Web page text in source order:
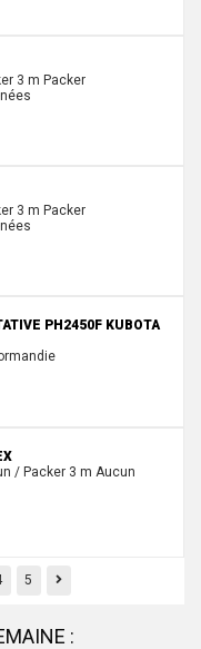
3 m Packer
3 m Packer
PH2450F KUBOTA
/ Packer 3 m Aucun
5 Previous
: